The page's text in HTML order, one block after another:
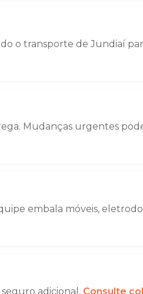
o transporte de Jundiaí
Mudanças urgentes
embala móveis,
adicional. Consulte